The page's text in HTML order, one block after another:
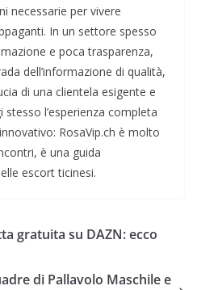
necessarie per vivere
In un settore spesso
e poca trasparenza,
dell’informazione di qualità,
di una clientela esigente e
l’esperienza completa
RosaVip.ch è molto
è una guida
escort ticinesi.
gratuita su DAZN: ecco
di Pallavolo Maschile e